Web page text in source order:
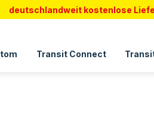
deutschlandweit kostenlose
Transit Connect